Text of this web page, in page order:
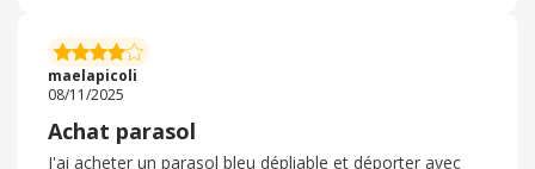
quand j'ai besoin d'un meuble, je n'achète pas
systématiquement chez mais je vérifie au moins s'ils ont
ce que je cherche en stock car je n'ai jamais été decue.
maelapicoli
08/11/2025
Achat parasol
J'ai acheter un parasol bleu dépliable et déporter avec